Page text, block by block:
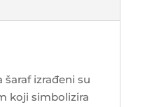
izrađeni su
koji simbolizira